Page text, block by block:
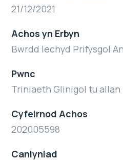
21/12/2021
Achos yn Erbyn
Bwrdd Iechyd Prifysgol
Pwnc
Triniaeth Glinigol tu allan
Cyfeirnod Achos
202005598
Canlyniad